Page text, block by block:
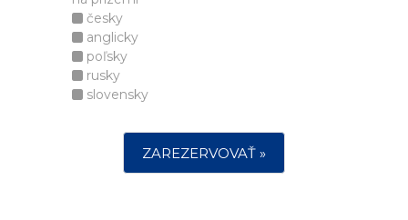
česky
anglicky
poľsky
rusky
slovensky
ZAREZERVOVAŤ »